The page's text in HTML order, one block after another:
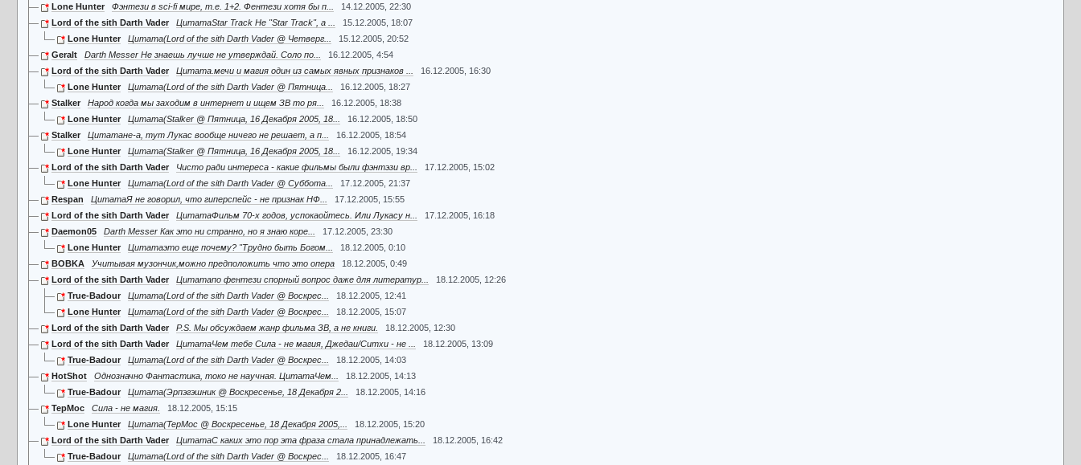
Lone Hunter
Фэнтези в sci-fi мире, т.е. 1+2. Фентези хотя бы п...
14.12.2005, 22:30
Lord of the sith Darth Vader
ЦитатаStar Track Не "Star Track", а ...
15.12.2005, 18:07
Lone Hunter
Цитата(Lord of the sith Darth Vader @ Четверг...
15.12.2005, 20:52
Geralt
Darth Messer Не знаешь лучше не утверждай. Соло по...
16.12.2005, 4:54
Lord of the sith Darth Vader
Цитата.мечи и магия один из самых явных признаков ...
16.12.2005, 16:30
Lone Hunter
Цитата(Lord of the sith Darth Vader @ Пятница...
16.12.2005, 18:27
Stalker
Народ когда мы заходим в интернет и ищем ЗВ то ря...
16.12.2005, 18:38
Lone Hunter
Цитата(Stalker @ Пятница, 16 Декабря 2005, 18...
16.12.2005, 18:50
Stalker
Цитатане-а, тут Лукас вообще ничего не решает, а п...
16.12.2005, 18:54
Lone Hunter
Цитата(Stalker @ Пятница, 16 Декабря 2005, 18...
16.12.2005, 19:34
Lord of the sith Darth Vader
Чисто ради интереса - какие фильмы были фэнтэзи вр...
17.12.2005, 15:02
Lone Hunter
Цитата(Lord of the sith Darth Vader @ Суббота...
17.12.2005, 21:37
Respan
ЦитатаЯ не говорил, что гиперспейс - не признак НФ...
17.12.2005, 15:55
Lord of the sith Darth Vader
ЦитатаФильм 70-х годов, успокаойтесь. Или Лукасу н...
17.12.2005, 16:18
Daemon05
Darth Messer Как это ни странно, но я знаю коре...
17.12.2005, 23:30
Lone Hunter
Цитатаэто еще почему? "Трудно быть Богом...
18.12.2005, 0:10
BOBKA
Учитывая музончик,можно предположить что это опера
18.12.2005, 0:49
Lord of the sith Darth Vader
Цитатапо фентези спорный вопрос даже для литератур...
18.12.2005, 12:26
True-Badour
Цитата(Lord of the sith Darth Vader @ Воскрес...
18.12.2005, 12:41
Lone Hunter
Цитата(Lord of the sith Darth Vader @ Воскрес...
18.12.2005, 15:07
Lord of the sith Darth Vader
P.S. Мы обсуждаем жанр фильма ЗВ, а не книги.
18.12.2005, 12:30
Lord of the sith Darth Vader
ЦитатаЧем тебе Сила - не магия, Джедаи/Ситхи - не ...
18.12.2005, 13:09
True-Badour
Цитата(Lord of the sith Darth Vader @ Воскрес...
18.12.2005, 14:03
HotShot
Однозначно Фантастика, токо не научная. ЦитатаЧем...
18.12.2005, 14:13
True-Badour
Цитата(Эрпэгэшник @ Воскресенье, 18 Декабря 2...
18.12.2005, 14:16
TepMoc
Сила - не магия.
18.12.2005, 15:15
Lone Hunter
Цитата(TepMoc @ Воскресенье, 18 Декабря 2005,...
18.12.2005, 15:20
Lord of the sith Darth Vader
ЦитатаС каких это пор эта фраза стала принадлежать...
18.12.2005, 16:42
True-Badour
Цитата(Lord of the sith Darth Vader @ Воскрес...
18.12.2005, 16:47